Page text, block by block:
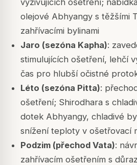
olejové Abhyangy s těžšími
zahřívacími bylinami
Jaro (sezóna Kapha):
stimulujících ošetření, lehčí
čas pro hlubší očistné
Léto (sezóna Pitta):
ošetření; Shirodhara s
dotek Abhyangy, chladivé
snížení teploty v ošetřovací
Podzim (přechod Vata):
zahřívacím ošetřením s